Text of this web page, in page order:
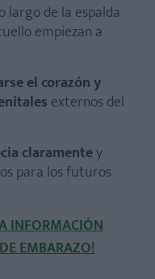
largo de la espalda
empiezan a
el corazón y
externos del
claramentey
para los futuros
INFORMACIÓN
EMBARAZO!